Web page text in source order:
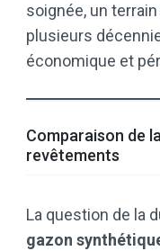
soignée, un
plusieurs
économique et
Comparaison de la
revêtements
La question de la
gazon